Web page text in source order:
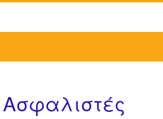
Ασφαλιστές